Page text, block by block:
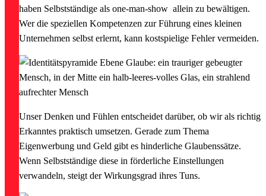
haben Selbstständige als one-man-show allein zu bewältigen.
Wer die speziellen Kompetenzen zur Führung eines kleinen
Unternehmen selbst erlernt, kann kostspielige Fehler vermeiden.
Unser Denken und Fühlen entscheidet darüber, ob wir als richtig
Erkanntes praktisch umsetzen. Gerade zum Thema
Eigenwerbung und Geld gibt es hinderliche Glaubenssätze.
Wenn Selbstständige diese in förderliche Einstellungen
verwandeln, steigt der Wirkungsgrad ihres Tuns.